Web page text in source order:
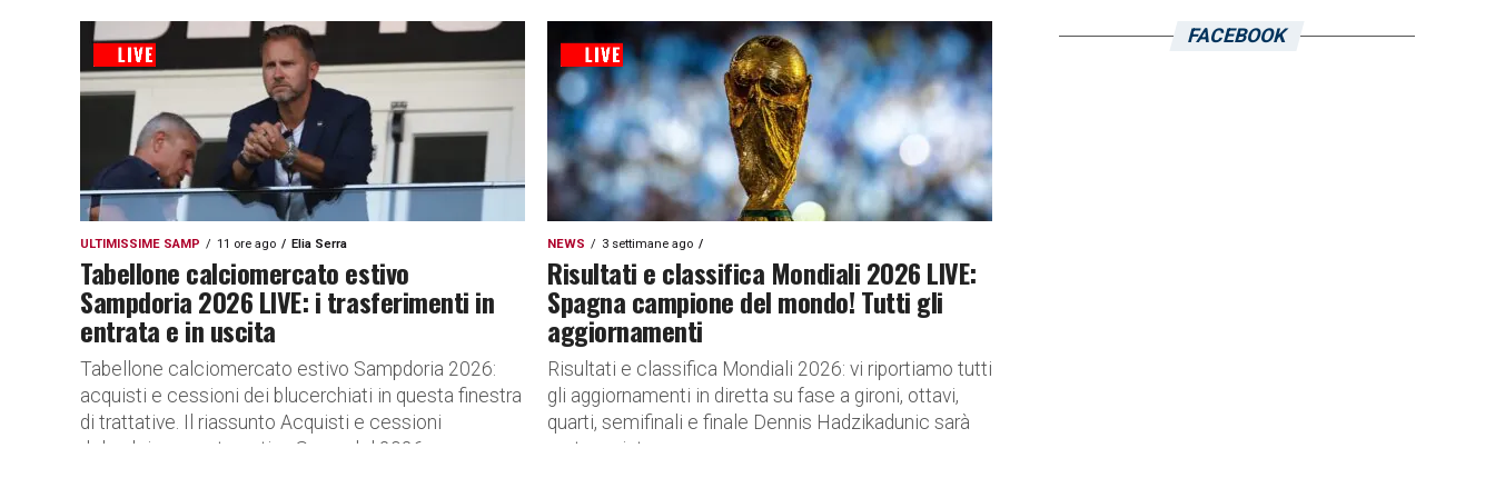
ULTIMISSIME SAMP 11 ore ago Elia Serra
Tabellone calciomercato estivo
Sampdoria 2026 LIVE: i trasferimenti in
entrata e in uscita
Tabellone calciomercato estivo Sampdoria 2026:
acquisti e cessioni dei blucerchiati in questa finestra
di trattative. Il riassunto Acquisti e cessioni
del calciomercato estivo Samp del 2026.
NEWS 3 settimane ago
Risultati e classifica Mondiali 2026 LIVE:
Spagna campione del mondo! Tutti gli
aggiornamenti
Risultati e classifica Mondiali 2026: vi riportiamo tutti
gli aggiornamenti in diretta su fase a gironi, ottavi,
quarti, semifinali e finale Dennis Hadzikadunic sarà
protagonista con...
FACEBOOK